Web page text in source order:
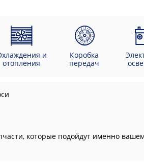
и
отопления
Коробка
передач
которые подойдут именно